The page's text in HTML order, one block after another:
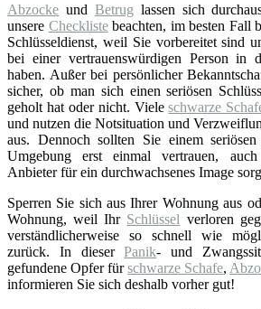
Abzocke und Betrug lassen sich
unsere Checklistebeachten, im besten Fall
Schlüsseldienst, weil Sie vorbereitet sind
bei einer vertrauenswürdigen Person in
haben. Außer bei persönlicher
sicher, ob man sich einen seriösen
geholt hat oder nicht. Vieleschwarze
und nutzen die Notsituation und
aus. Dennoch sollten Sie einem seriösen
Umgebung erst einmal vertrauen,
Anbieter für ein durchwachsenes Image
Sperren Sie sich aus Ihrer Wohnung aus
Wohnung, weil Ihr Schlüssel verloren
verständlicherweise so schnell wie
zurück. In dieserPanik- und
gefundene Opfer fürschwarze Schafe,
informieren Sie sich deshalb vorher gut!